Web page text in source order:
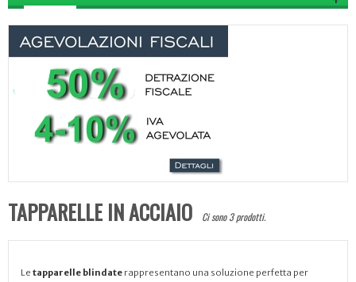
TAPPARELLE IN ACCIAIO Ci sono 3 prodotti.
Le tapparelle blindate rappresentano una soluzione perfetta per